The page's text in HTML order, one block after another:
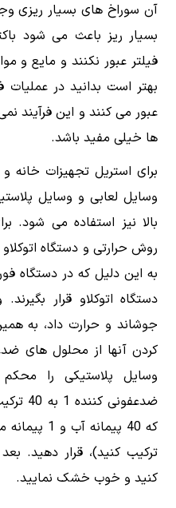
آن سوراخ ‌های بسیار ریزی
بسیار ریز باعث می شود
فیلتر عبور نکنند و مایع و
بهتر است بدانید در عملیات
عبور می کنند و این فرآیند
ها خیلی مفید باشد.
برای استریل تجهیزات خانه
وسایل لعابی و وسایل
بالا نیز استفاده می شود.
روش حرارتی و دستگاه
به این دلیل که در دستگاه
دستگاه اتوکلاو قرار
جوشاند و حرارت داد، به
کردن آنها از محلول های
وسایل پلاستیکی را
که 40
ترکیب کنید)، قرار دهید.
کنید و خوب خشک نمایید.